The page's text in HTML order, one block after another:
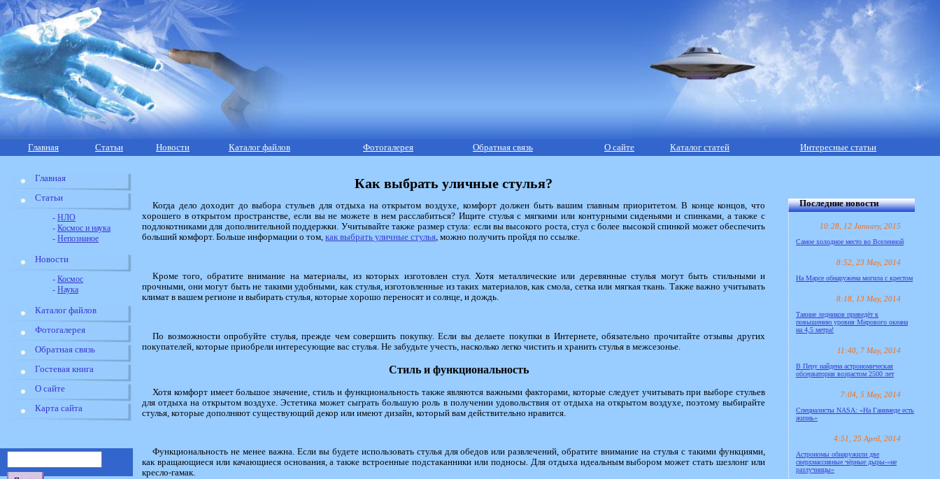
Главная Статьи Новости Каталог файлов Фотогалерея Обратная связь О сайте Каталог статей Интересные статьи
Главная
Статьи
- НЛО
- Космос и наука
- Непознаное
Новости
- Космос
- Наука
Каталог файлов
Фотогалерея
Обратная связь
Гостевая книга
О сайте
Карта сайта
Как выбрать уличные стулья?
Когда дело доходит до выбора стульев для отдыха на открытом воздухе, комфорт должен быть вашим главным приоритетом. В конце концов, что
хорошего в открытом пространстве, если вы не можете в нем расслабиться? Ищите стулья с мягкими или контурными сиденьями и спинками, а также с
подлокотниками для дополнительной поддержки. Учитывайте также размер стула: если вы высокого роста, стул с более высокой спинкой может обеспечить
больший комфорт. Больше информации о том, как выбрать уличные стулья, можно получить пройдя по ссылке.
Кроме того, обратите внимание на материалы, из которых изготовлен стул. Хотя металлические или деревянные стулья могут быть стильными и
прочными, они могут быть не такими удобными, как стулья, изготовленные из таких материалов, как смола, сетка или мягкая ткань. Также важно учитывать
климат в вашем регионе и выбирать стулья, которые хорошо переносят и солнце, и дождь.
По возможности опробуйте стулья, прежде чем совершить покупку. Если вы делаете покупки в Интернете, обязательно прочитайте отзывы других
покупателей, которые приобрели интересующие вас стулья. Не забудьте учесть, насколько легко чистить и хранить стулья в межсезонье.
Стиль и функциональность
Хотя комфорт имеет большое значение, стиль и функциональность также являются важными факторами, которые следует учитывать при выборе стульев
для отдыха на открытом воздухе. Эстетика может сыграть большую роль в получении удовольствия от отдыха на открытом воздухе, поэтому выбирайте
стулья, которые дополняют существующий декор или имеют дизайн, который вам действительно нравится.
Функциональность не менее важна. Если вы будете использовать стулья для обедов или развлечений, обратите внимание на стулья с такими функциями,
как вращающиеся или качающиеся основания, а также встроенные подстаканники или подносы. Для отдыха идеальным выбором может стать шезлонг или
кресло-гамак.
Последние новости
10:28, 12 January, 2015
Самое холодное место во Вселенной
8:52, 23 May, 2014
На Марсе обнаружена могила с крестом
8:18, 13 May, 2014
Таяние ледников приведёт к
повышению уровня Мирового океана
на 4,5 метра!
11:40, 7 May, 2014
В Перу найдена астрономическая
обсерватория возрастом 2500 лет
7:04, 5 May, 2014
Специалисты NASA: «На Ганимеде есть
жизнь»
4:51, 25 April, 2014
Астрономы обнаружили две
сверхмассивные чёрные дыры-«не
разлучницы»